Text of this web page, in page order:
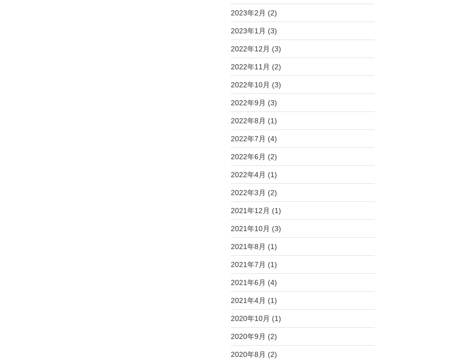
2023年2月 (2)
2023年1月 (3)
2022年12月 (3)
2022年11月 (2)
2022年10月 (3)
2022年9月 (3)
2022年8月 (1)
2022年7月 (4)
2022年6月 (2)
2022年4月 (1)
2022年3月 (2)
2021年12月 (1)
2021年10月 (3)
2021年8月 (1)
2021年7月 (1)
2021年6月 (4)
2021年4月 (1)
2020年10月 (1)
2020年9月 (2)
2020年8月 (2)